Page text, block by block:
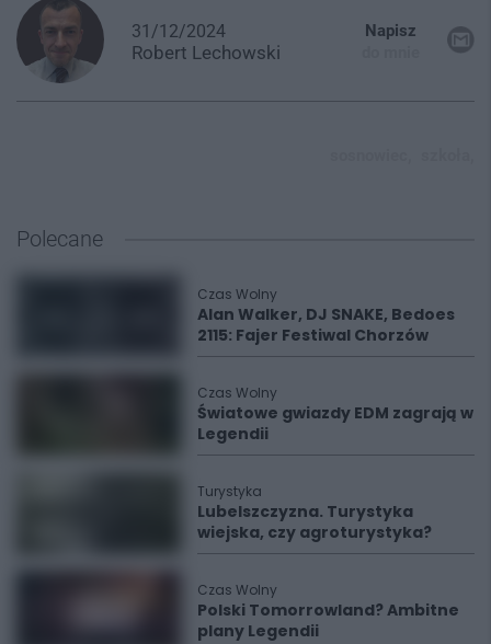
31/12/2024
Robert Lechowski
Napisz
Polecane
Czas Wolny
Alan Walker, DJ SNAKE, Bedoes
2115: Fajer Festiwal Chorzów
Czas Wolny
Światowe gwiazdy EDM zagrają w
Legendii
Turystyka
Lubelszczyzna. Turystyka
wiejska, czy agroturystyka?
Czas Wolny
Polski Tomorrowland? Ambitne
plany Legendii